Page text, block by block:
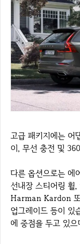
고급 패키지에는 어
이, 무선 충전 및
다른 옵션으로는 에
선내장 스티어링 휠
Harman Kardon
업그레이드 등이 있
에 중점을 두고 있